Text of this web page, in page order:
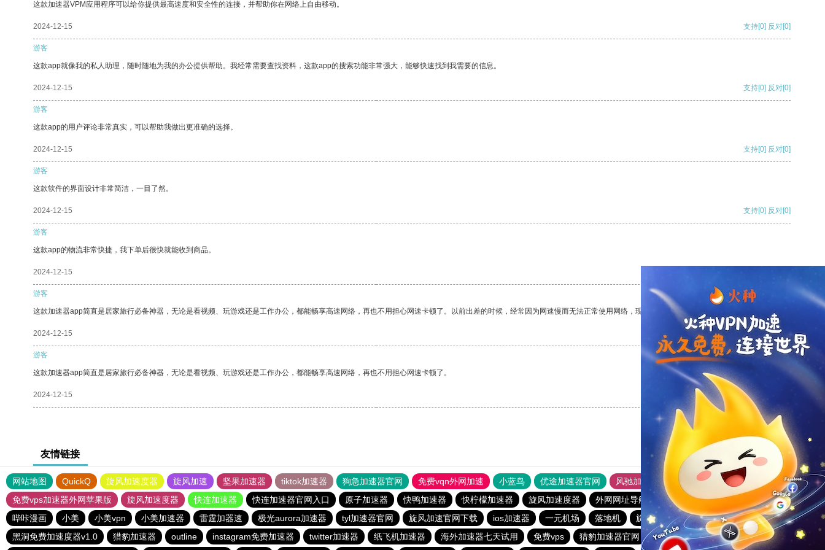
这款加速器VPM应用程序可以给你提供最高速度和安全性的连接，并帮助你在网络上自由移动。
2024-12-15 支持[0] 反对[0]
游客
这款app就像我的私人助理，随时随地为我的办公提供帮助。我经常需要查找资料，这款app的搜索功能非常强大，能够快速找到我需要的信息。
2024-12-15 支持[0] 反对[0]
游客
这款app的用户评论非常真实，可以帮助我做出更准确的选择。
2024-12-15 支持[0] 反对[0]
游客
这款软件的界面设计非常简洁，一目了然。
2024-12-15 支持[0] 反对[0]
游客
这款app的物流非常快捷，我下单后很快就能收到商品。
2024-12-15
游客
这款加速器app简直是居家旅行必备神器，无论是看视频、玩游戏还是工作办公，都能畅享高速网络，再也不用担心网速卡顿了。以前出差的时候，经常因为网速慢而无法正常使用网络，现在有了这个app，我再也不用担心了。
2024-12-15 支持 [0] 反对 [0]
游客
这款加速器app简直是居家旅行必备神器，无论是看视频、玩游戏还是工作办公，都能畅享高速网络，再也不用担心网速卡顿了。
2024-12-15 支持
友情链接
网站地图 QuickQ 旋风加速度器 旋风加速 坚果加速器 tiktok加速器 狗急加速器官网 免费vqn外网加速 小蓝鸟 优途加速器官网 风驰加速器
旋风加速器
免费vps加速器外网苹果版
旋风加速度器 快连加速器 快连加速器官网入口 原子加速器 快鸭加速器 快柠檬加速器 旋风加速度器 外网网址导航 软件中心 雷霆加速
狂飙加速器
哔咔漫画
小美 小美vpn 小美加速器 雷霆加器速 极光aurora加速器 tyl加速器官网 旋风加速官网下载 ios加速器 一元机场 落地机 旋风加速度器
快鸭vp加速器
黑洞免费加速度器v1.0
猎豹加速器 outline instagram免费加速器 twitter加速器 纸飞机加速器 海外加速器七天试用 免费vps 猎豹加速器官网
夏时加速器